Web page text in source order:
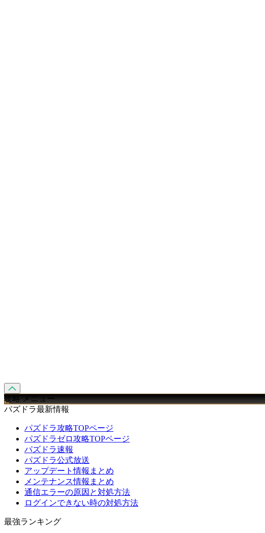
攻略 メニュー
パズドラ最新情報
パズドラ攻略TOPページ
パズドラゼロ攻略TOPページ
パズドラ速報
パズドラ公式放送
アップデート情報まとめ
メンテナンス情報まとめ
通信エラーの原因と対処方法
ログインできない時の対処方法
最強ランキング